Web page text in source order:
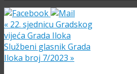
« 22. sjednicu Gradskog
vijeća Grada Iloka
Službeni glasnik Grada
Iloka broj 7/2023 »